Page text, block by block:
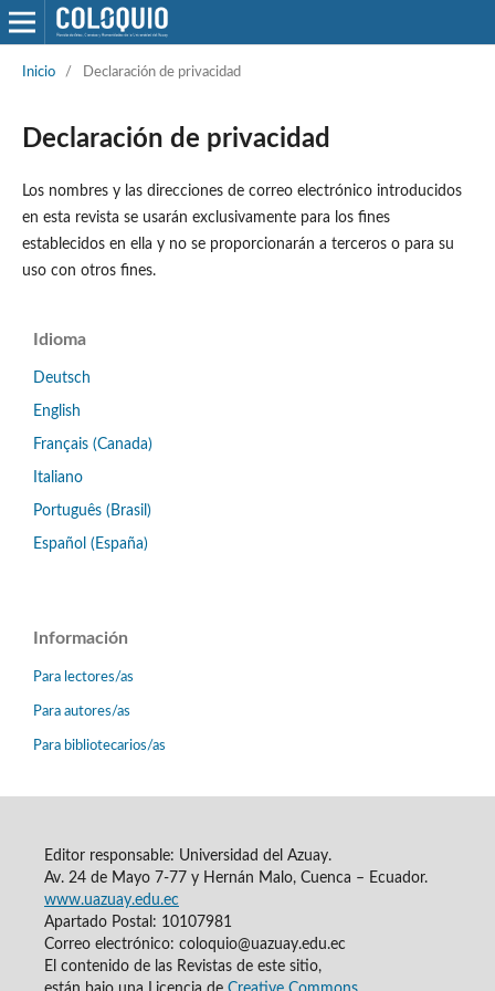
Inicio / Declaración de privacidad
Declaración de privacidad
Los nombres y las direcciones de correo electrónico introducidos
en esta revista se usarán exclusivamente para los fines
establecidos en ella y no se proporcionarán a terceros o para su
uso con otros fines.
Idioma
Deutsch
English
Français (Canada)
Italiano
Português (Brasil)
Español (España)
Información
Para lectores/as
Para autores/as
Para bibliotecarios/as
Editor responsable: Universidad del Azuay.
Av. 24 de Mayo 7-77 y Hernán Malo, Cuenca – Ecuador.
www.uazuay.edu.ec
Apartado Postal: 10107981
Correo electrónico: coloquio@uazuay.edu.ec
El contenido de las Revistas de este sitio,